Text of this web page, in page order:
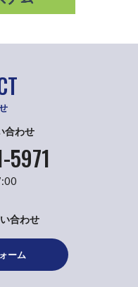
合わせ
5971
合わせ
ーム